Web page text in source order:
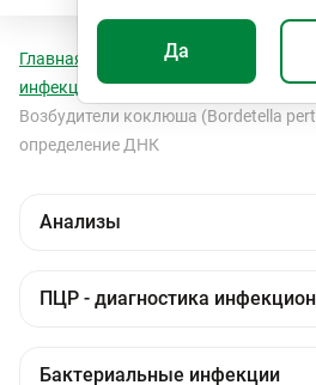
Да
Главная Анализы
инфекционных заболеваний
Возбудители коклюша (Bordetella
определение ДНК